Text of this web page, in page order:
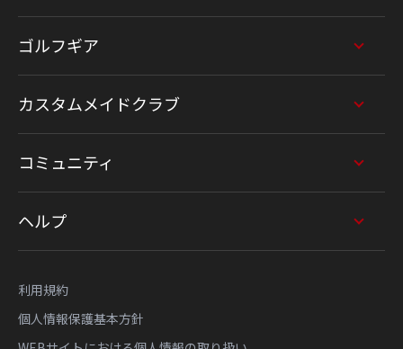
ゴルフギア
カスタムメイドクラブ
コミュニティ
ヘルプ
利用規約
個人情報保護基本方針